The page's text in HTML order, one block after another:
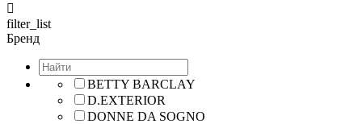

filter_list
Бренд
BETTY BARCLAY
D.EXTERIOR
DONNE DA SOGNO